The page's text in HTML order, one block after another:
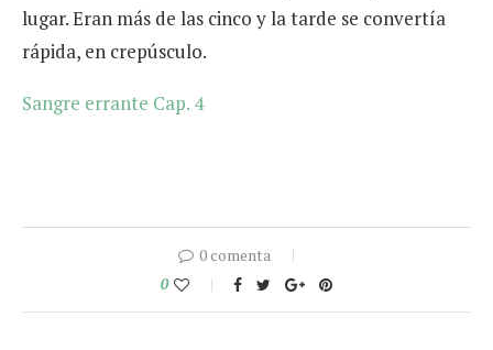
lugar. Eran más de las cinco y la tarde se convertía
rápida, en crepúsculo.
Sangre errante Cap. 4
0 comenta
0